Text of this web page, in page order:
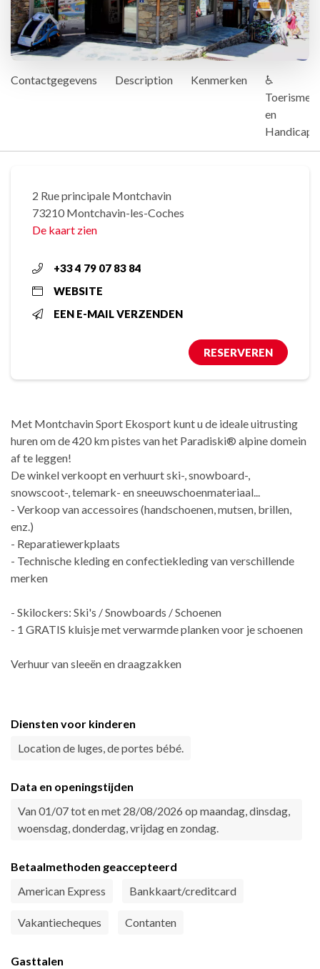
Contactgegevens Description Kenmerken
♿
Toerisme
en
Handicap
2 Rue principale Montchavin
73210 Montchavin-les-Coches
De kaart zien
+33 4 79 07 83 84
WEBSITE
EEN E-MAIL VERZENDEN
RESERVEREN
Met Montchavin Sport Ekosport kunt u de ideale uitrusting
huren om de 420 km pistes van het Paradiski® alpine domein
af te leggen!
De winkel verkoopt en verhuurt ski-, snowboard-,
snowscoot-, telemark- en sneeuwschoenmateriaal...
- Verkoop van accessoires (handschoenen, mutsen, brillen,
enz.)
- Reparatiewerkplaats
- Technische kleding en confectiekleding van verschillende
merken
- Skilockers: Ski's / Snowboards / Schoenen
- 1 GRATIS kluisje met verwarmde planken voor je schoenen
Verhuur van sleeën en draagzakken
Diensten voor kinderen
Location de luges, de portes bébé.
Data en openingstijden
Van 01/07 tot en met 28/08/2026 op maandag, dinsdag,
woensdag, donderdag, vrijdag en zondag.
Betaalmethoden geaccepteerd
American Express
Bankkaart/creditcard
Vakantiecheques Contanten
Gasttalen